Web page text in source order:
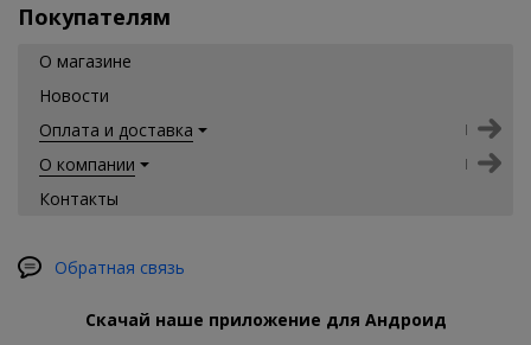
Покупателям
О магазине
Новости
Оплата и доставка
О компании
Контакты
Обратная связь
Скачай наше приложение для Андроид